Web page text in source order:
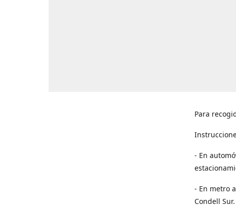
Para
- En
- En metro
Condell